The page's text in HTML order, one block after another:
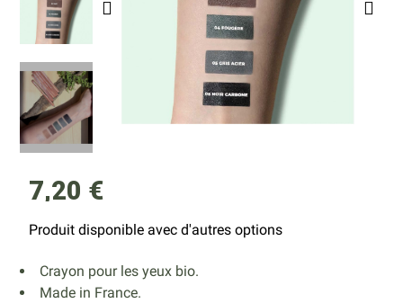
7,20 €
Produit disponible avec d'autres options
Crayon pour les yeux bio.
Made in France.